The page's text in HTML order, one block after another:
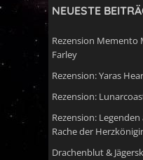
NEUESTE
Rezension Memento
Farley
Rezension: Yaras
Rezension:
Rezension:
Rache der
Drachenblut &